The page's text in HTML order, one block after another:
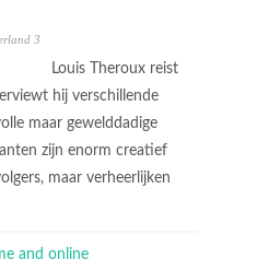
3
Louis Theroux reist
hij verschillende
maar gewelddadige
zijn enorm creatief
maar verheerlijken